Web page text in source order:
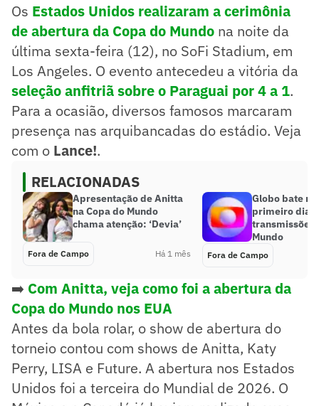
Os Estados Unidos realizaram a cerimônia
de abertura da Copa do Mundo na noite da
última sexta-feira (12), no SoFi Stadium, em
Los Angeles. O evento antecedeu a vitória da
seleção anfitriã sobre o Paraguai por 4 a 1.
Para a ocasião, diversos famosos marcaram
presença nas arquibancadas do estádio. Veja
com o Lance!.
RELACIONADAS
Apresentação de Anitta
na Copa do Mundo
chama atenção: ‘Devia’
Fora de Campo Há 1 mês
Globo bate
primeiro dia
transmissões
Mundo
Fora de Campo
➡️ Com Anitta, veja como foi a abertura da
Copa do Mundo nos EUA
Antes da bola rolar, o show de abertura do
torneio contou com shows de Anitta, Katy
Perry, LISA e Future. A abertura nos Estados
Unidos foi a terceira do Mundial de 2026. O